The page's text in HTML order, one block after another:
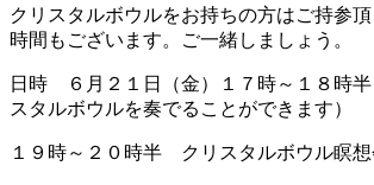
クリスタルボウルをお持ちの方はご持参
時間もございます。ご一緒しましょう。
日時 ６月２１日（金）１７時～１８
スタルボウルを奏でることができます）
１９時～２０時半 クリスタルボウル瞑想